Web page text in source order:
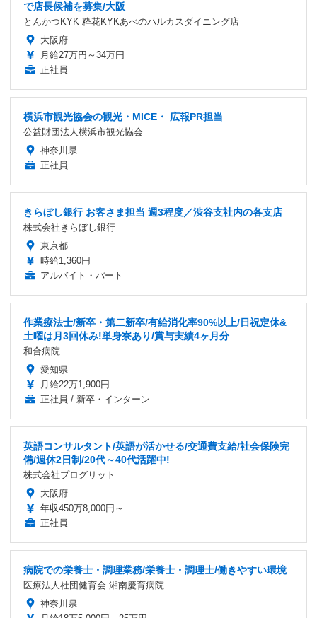
で店長候補を募集/大阪
とんかつKYK 粋花KYKあべのハルカスダイニング店
大阪府
月給27万円～34万円
正社員
横浜市観光協会の観光・MICE・ 広報PR担当
公益財団法人横浜市観光協会
神奈川県
正社員
きらぼし銀行 お客さま担当 週3程度／渋谷支社内の各支店
株式会社きらぼし銀行
東京都
時給1,360円
アルバイト・パート
作業療法士/新卒・第二新卒/有給消化率90%以上/日祝定休&
土曜は月3回休み!単身寮あり/賞与実績4ヶ月分
和合病院
愛知県
月給22万1,900円
正社員 / 新卒・インターン
英語コンサルタント/英語が活かせる/交通費支給/社会保険完
備/週休2日制/20代～40代活躍中!
株式会社プログリット
大阪府
年収450万8,000円～
正社員
病院での栄養士・調理業務/栄養士・調理士/働きやすい環境
医療法人社団健育会 湘南慶育病院
神奈川県